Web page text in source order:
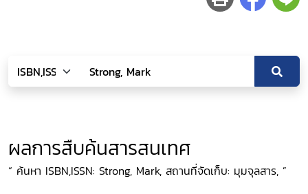
ผลการสืบค้นสารสนเทศ
“ ค้นหา ISBN,ISSN: Strong, Mark, สถานที่จัดเก็บ: มุมจุลสาร, ”